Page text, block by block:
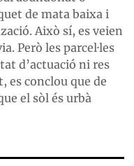
de mata baixa i
Això sí, es veien
Però les parcel·les
d’actuació ni res
es conclou que de
el sòl és urbà